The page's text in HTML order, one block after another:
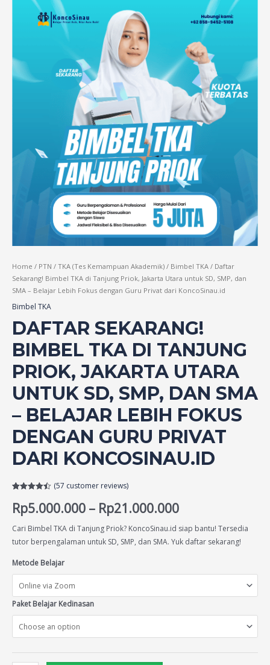
Home / PTN / TKA (Tes Kemampuan Akademik) / Bimbel TKA / Daftar
Sekarang! Bimbel TKA di Tanjung Priok, Jakarta Utara untuk SD, SMP, dan
SMA – Belajar Lebih Fokus dengan Guru Privat dari KoncoSinau.id
Bimbel TKA
DAFTAR SEKARANG!
BIMBEL TKA DI TANJUNG
PRIOK, JAKARTA UTARA
UNTUK SD, SMP, DAN SMA
– BELAJAR LEBIH FOKUS
DENGAN GURU PRIVAT
DARI KONCOSINAU.ID
out of 5
based on
customer
ratings
(57 customer reviews)
Rp5.000.000 – Rp21.000.000
Cari Bimbel TKA di Tanjung Priok? KoncoSinau.id siap bantu! Tersedia
tutor berpengalaman untuk SD, SMP, dan SMA. Yuk daftar sekarang!
Metode Belajar
Paket Belajar Kedinasan